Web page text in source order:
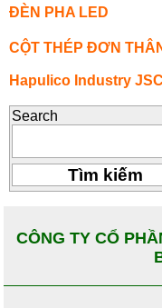
ĐÈN PHA LED
CỘT THÉP ĐƠN
Hapulico Industry JSC
Search
CÔNG TY CỔ